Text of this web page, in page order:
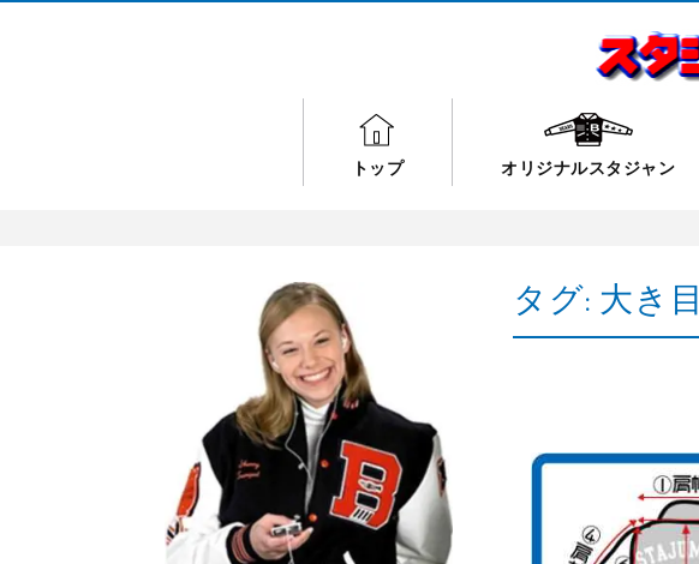
トップ オリジナルスタジャン
タグ:大き目